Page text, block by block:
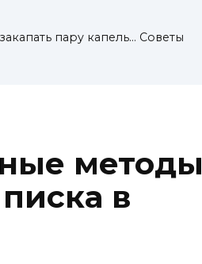
пару капель… Советы
методы
в